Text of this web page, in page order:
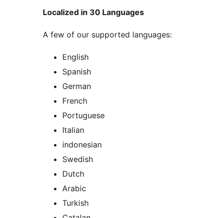
Localized in 30 Languages
A few of our supported languages:
English
Spanish
German
French
Portuguese
Italian
indonesian
Swedish
Dutch
Arabic
Turkish